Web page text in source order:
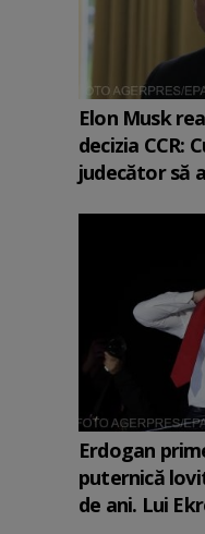
Elon Musk
decizia CCR:
judecător să
Erdogan
puternică
de ani. Lui